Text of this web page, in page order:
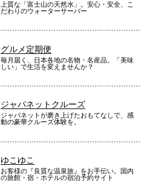
上質な「富士山の天然水」。安心・安全、こ
だわりのウォーターサーバー
グルメ定期便
毎月届く、日本各地の名物・名産品。「美味
しい」で生活を変えませんか？
ジャパネットクルーズ
ジャパネットが磨き上げたおもてなしで、感
動の豪華クルーズ体験を。
ゆこゆこ
お客様の『良質な温泉旅』をお手伝い。国内
の旅館・宿・ホテルの宿泊予約サイト